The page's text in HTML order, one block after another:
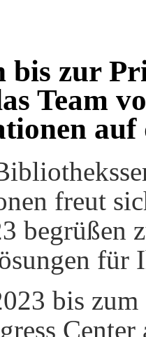
bis zur
Team
freut
begrüßen
bis